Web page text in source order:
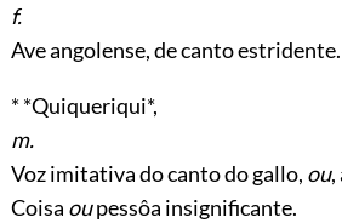
f.
Ave angolense, de canto estridente.
* *Quiqueriqui*,
m.
Voz imitativa do canto do gallo, ou,
Coisa oupessôa insignificante.